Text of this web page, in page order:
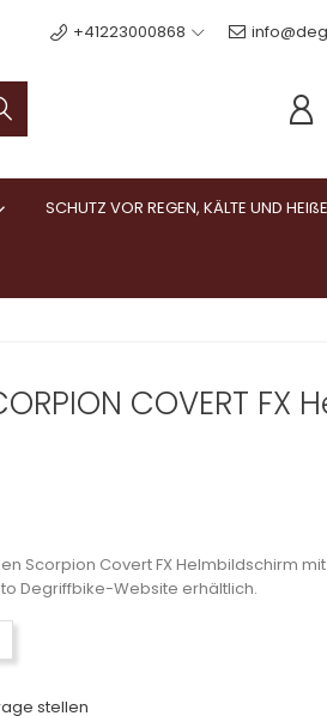
+41223000868
SCHUTZ VOR REGEN, KÄLTE UND HEIßE
COVERT FX
Scorpion Covert FX Helmbildschirm
Degriffbike-Website erhältlich.
stellen